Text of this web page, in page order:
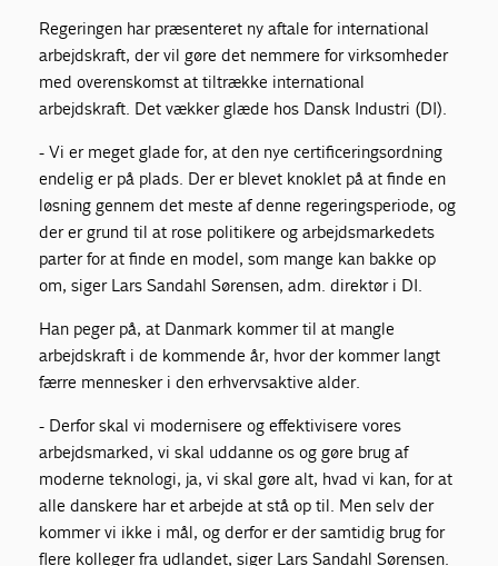
Regeringen har præsenteret ny aftale for international
arbejdskraft, der vil gøre det nemmere for virksomheder
med overenskomst at tiltrække international
arbejdskraft. Det vækker glæde hos Dansk Industri (DI).
- Vi er meget glade for, at den nye certificeringsordning
endelig er på plads. Der er blevet knoklet på at finde en
løsning gennem det meste af denne regeringsperiode, og
der er grund til at rose politikere og arbejdsmarkedets
parter for at finde en model, som mange kan bakke op
om, siger Lars Sandahl Sørensen, adm. direktør i DI.
Han peger på, at Danmark kommer til at mangle
arbejdskraft i de kommende år, hvor der kommer langt
færre mennesker i den erhvervsaktive alder.
- Derfor skal vi modernisere og effektivisere vores
arbejdsmarked, vi skal uddanne os og gøre brug af
moderne teknologi, ja, vi skal gøre alt, hvad vi kan, for at
alle danskere har et arbejde at stå op til. Men selv der
kommer vi ikke i mål, og derfor er der samtidig brug for
flere kolleger fra udlandet, siger Lars Sandahl Sørensen.